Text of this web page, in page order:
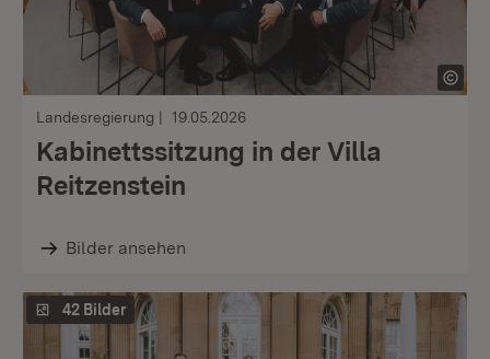
Landesregierung 19.05.2026
Kabinettssitzung in der Villa
Reitzenstein
Bilder ansehen
42 Bilder